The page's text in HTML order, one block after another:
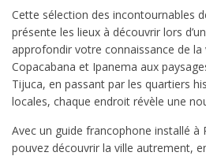
Cette sélection des incontournables
présente les lieux à découvrir lors
approfondir votre connaissance de la
Copacabana et Ipanema aux
Tijuca, en passant par les quartiers
locales, chaque endroit révèle une
Avec un guide francophone installé à
pouvez découvrir la ville autrement,